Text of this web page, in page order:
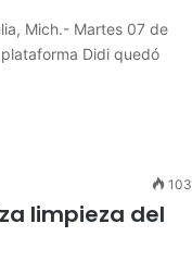
Mich.- Martes 07 de
Didi quedó
103
limpieza del